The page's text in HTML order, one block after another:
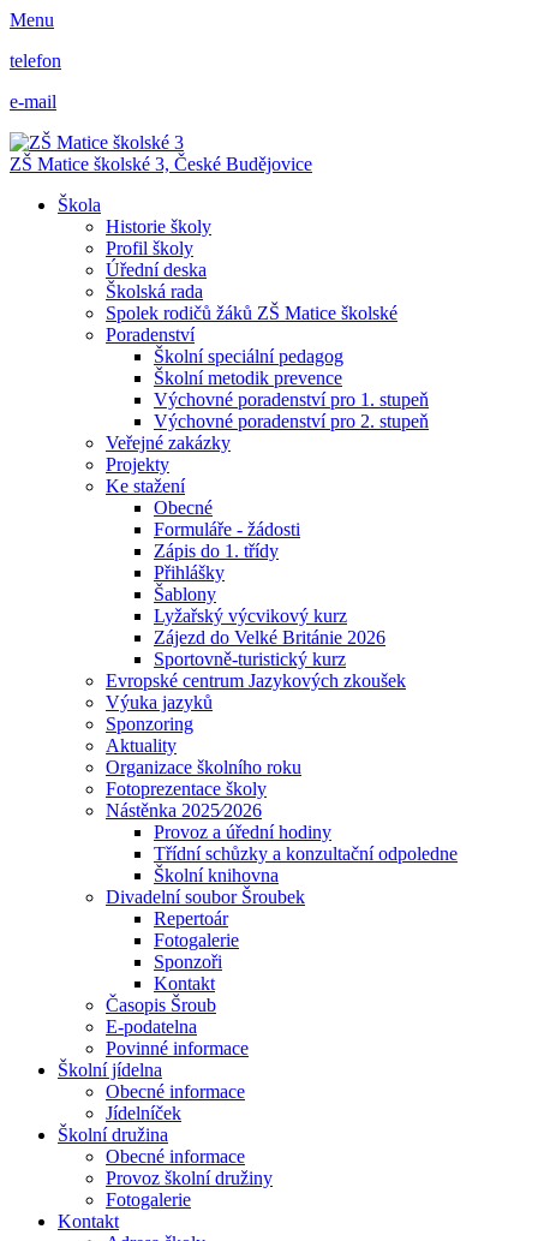
Menu
telefon
e-mail
ZŠ Matice školské 3, České Budějovice
Škola
Historie školy
Profil školy
Úřední deska
Školská rada
Spolek rodičů žáků ZŠ Matice školské
Poradenství
Školní speciální pedagog
Školní metodik prevence
Výchovné poradenství pro 1. stupeň
Výchovné poradenství pro 2. stupeň
Veřejné zakázky
Projekty
Ke stažení
Obecné
Formuláře - žádosti
Zápis do 1. třídy
Přihlášky
Šablony
Lyžařský výcvikový kurz
Zájezd do Velké Británie 2026
Sportovně-turistický kurz
Evropské centrum Jazykových zkoušek
Výuka jazyků
Sponzoring
Aktuality
Organizace školního roku
Fotoprezentace školy
Nástěnka 2025⁄2026
Provoz a úřední hodiny
Třídní schůzky a konzultační odpoledne
Školní knihovna
Divadelní soubor Šroubek
Repertoár
Fotogalerie
Sponzoři
Kontakt
Časopis Šroub
E-podatelna
Povinné informace
Školní jídelna
Obecné informace
Jídelníček
Školní družina
Obecné informace
Provoz školní družiny
Fotogalerie
Kontakt